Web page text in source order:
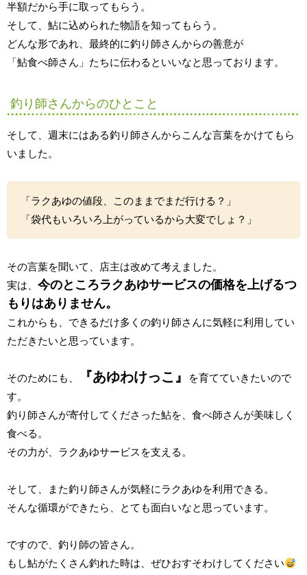
半額だから手に取ってもらう。
そして、鮎に込められた物語を知ってもらう。
どんな形であれ、最終的に釣り師さんからの善意が
「鮎食べ師さん」たちに伝わるといいなと思っております。
釣り師さんからのひとこと
そして、週末にはある釣り師さんからこんな言葉をかけてもら
いました。
「ラクあゆの値段、このままでまだ行ける？」
「袋代もいろいろ上がっているから大変でしょ？」
その言葉を聞いて、店主は改めて考えました。
実は、 今のところラクあゆサービスの価格を上げるつ
もりはありません。
これからも、できるだけ多くの釣り師さんに気軽に利用してい
ただきたいと思っています。
そのためにも、 『あゆわけっこ』
を育てていきたいので
す。
釣り師さんが寄付してくださった鮎を、食べ師さんが美味しく
食べる。
その力が、ラクあゆサービスを支える。
そして、また釣り師さんが気軽にラクあゆを利用できる。
そんな循環ができたら、とても面白いなと思っています。
ですので、釣り師の皆さん。
もし鮎がたくさん釣れた時は、ぜひおすそわけしてください